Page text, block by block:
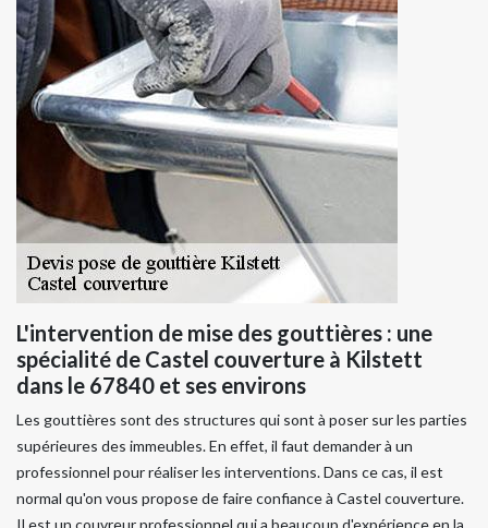
L'intervention de mise des gouttières : une
spécialité de Castel couverture à Kilstett
dans le 67840 et ses environs
Les gouttières sont des structures qui sont à poser sur les parties
supérieures des immeubles. En effet, il faut demander à un
professionnel pour réaliser les interventions. Dans ce cas, il est
normal qu'on vous propose de faire confiance à Castel couverture.
Il est un couvreur professionnel qui a beaucoup d'expérience en la